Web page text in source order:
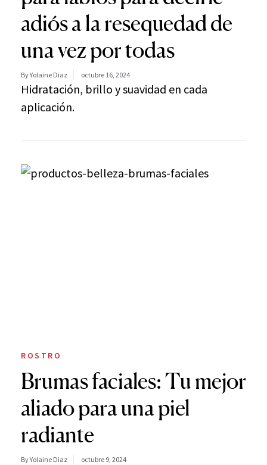
adiós a la resequedad de
una vez por todas
By Yolaine Diaz octubre 16, 2024
Hidratación, brillo y suavidad en cada
aplicación.
ROSTRO
Brumas faciales: Tu mejor
aliado para una piel
radiante
By Yolaine Diaz octubre 9, 2024